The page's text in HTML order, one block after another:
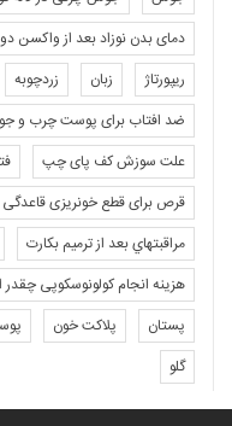
دمای بدن نوزاد بعد از واکسن
ریپورتاژ
زبان زردچوبه
ضد افتاب برای پوست چرب و
علت سوزش کف پای چپ
قرص برای قطع خونریزی قاعدگی
مراقبتهاي بعد از ترميم بكارت
هزینه انجام کولونوسکوپی
پستان
پلاکت خون
گلو